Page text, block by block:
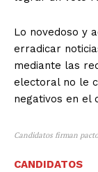
Lo novedoso y
erradicar
mediante las
electoral no le
negativos en el
Candidatos firman
CANDIDATOS